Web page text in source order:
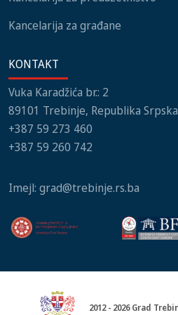
Kancelarija za građane
KONTAKT
Vuka Karadžića br.: 2
89101 Trebinje, Republika
+387 59 273 460
+387 59 260 742
Imejl: grad@trebinje.rs.ba
2012 - 2026 Grad